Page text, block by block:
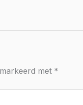
met *